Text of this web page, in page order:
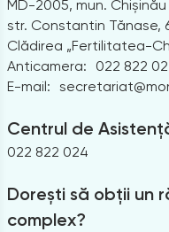
MD-2005, mun. Chișinău
str. Constantin Tănase,
Clădirea „Fertilitatea-
Anticamera:
022 822
E-mail:
Centrul de
022 822 024
Dorești să obții un
complex?